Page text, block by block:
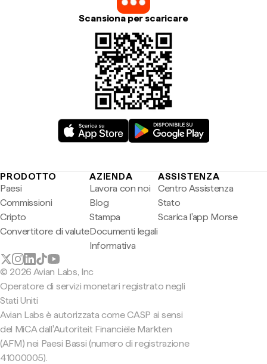
Scansiona per scaricare
PRODOTTO
Paesi
Commissioni
Cripto
Convertitore di valute
AZIENDA
Lavora con noi
Blog
Stampa
Documenti legali
Informativa
ASSISTENZA
Centro Assistenza
Stato
Scarica l'app Morse
© 2026 Avian Labs, Inc
Operatore di servizi monetari registrato negli
Stati Uniti
Avian Labs è autorizzata come CASP ai sensi
del MiCA dall'Autoriteit Financiële Markten
(AFM) nei Paesi Bassi (numero di registrazione
41000005).